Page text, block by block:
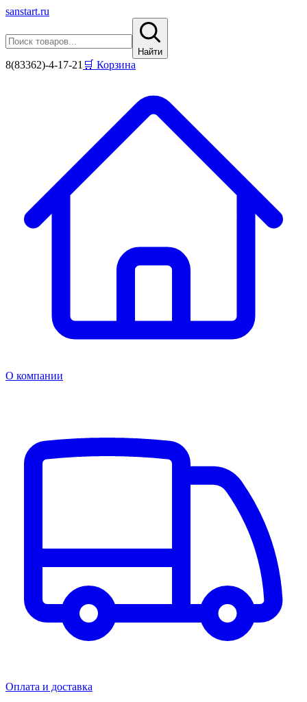
sanstart.ru
Найти
8(83362)-4-17-21 🛒 Корзина
О компании
Оплата и доставка